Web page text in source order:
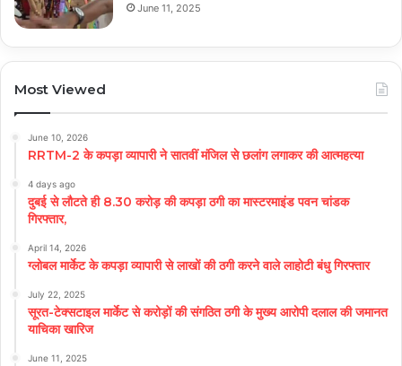
June 11, 2025
Most Viewed
June 10, 2026
RRTM-2 के कपड़ा व्यापारी ने सातवीं मंजिल से छलांग लगाकर की आत्महत्या
4 days ago
दुबई से लौटते ही 8.30 करोड़ की कपड़ा ठगी का मास्टरमाइंड पवन चांडक
गिरफ्तार,
April 14, 2026
ग्लोबल मार्केट के कपड़ा व्यापारी से लाखों की ठगी करने वाले लाहोटी बंधु गिरफ्तार
July 22, 2025
सूरत-टेक्सटाइल मार्केट से करोड़ों की संगठित ठगी के मुख्य आरोपी दलाल की जमानत
याचिका खारिज
June 11, 2025